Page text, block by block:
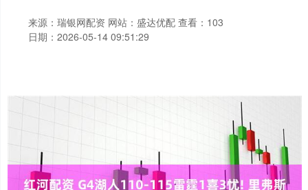
来源：瑞银网配资 网站：盛达优配 查看：103
日期：2026-05-14 09:51:29